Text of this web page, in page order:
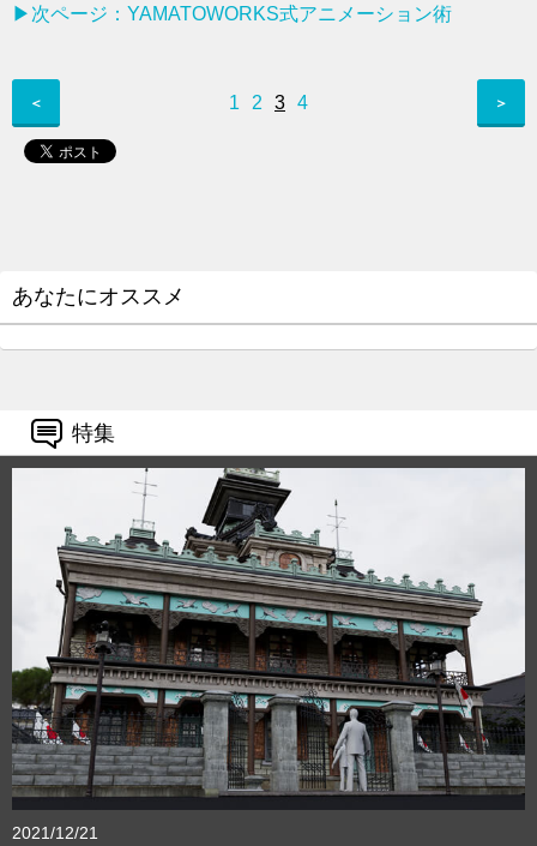
▶次ページ：︎YAMATOWORKS式アニメーション術
＜ 1 2 3 4 ＞
あなたにオススメ
特集
2021/12/21